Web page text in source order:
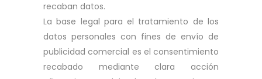
recaban datos.
La base legal para el tratamiento de los
datos personales con fines de envío de
publicidad comercial es el consentimiento
recabado mediante clara acción